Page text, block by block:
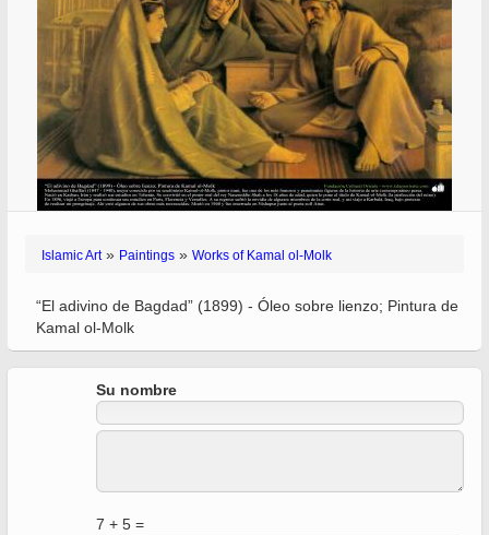
Islamic Art» Paintings » Works of Kamal ol-Molk
“El adivino de Bagdad” (1899) - Óleo sobre lienzo; Pintura de
Kamal ol-Molk
Su nombre
7 + 5 =